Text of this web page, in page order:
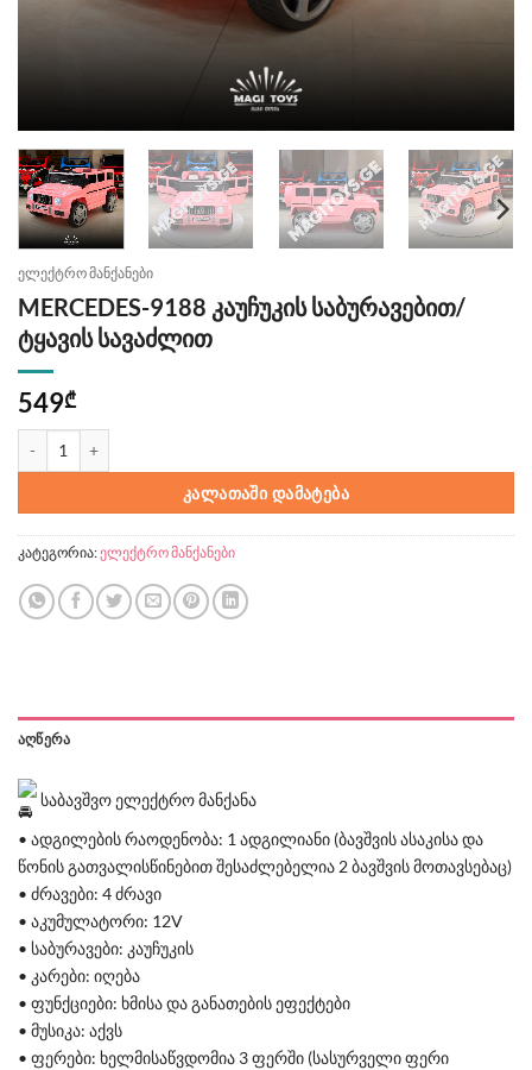
ელექტრო მანქანები
MERCEDES-9188 კაუჩუკის საბურავებით/
ტყავის სავაძლით
549₾
ᲙᲐᲚᲐᲗᲐᲨᲘ ᲓᲐᲛᲐᲢᲔᲑᲐ
კატეგორია: ელექტრო მანქანები
ᲐᲦᲬᲔᲠᲐ
საბავშვო ელექტრო მანქანა
• ადგილების რაოდენობა: 1 ადგილიანი (ბავშვის ასაკისა და
წონის გათვალისწინებით შესაძლებელია 2 ბავშვის მოთავსებაც)
• ძრავები: 4 ძრავი
• აკუმულატორი: 12V
• საბურავები: კაუჩუკის
• კარები: იღება
• ფუნქციები: ხმისა და განათების ეფექტები
• მუსიკა: აქვს
• ფერები: ხელმისაწვდომია 3 ფერში (სასურველი ფერი